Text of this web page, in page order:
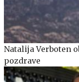
Natalija Verboten
pozdrave